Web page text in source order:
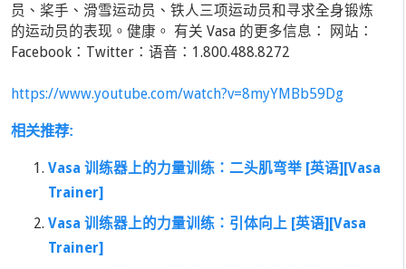
员、桨手、滑雪运动员、铁人三项运动员和寻求全身锻炼
的运动员的表现。健康。 有关 Vasa 的更多信息： 网站：
Facebook：Twitter：语音：1.800.488.8272
https://www.youtube.com/watch?v=8myYMBb59Dg
相关推荐:
Vasa 训练器上的力量训练：二头肌弯举 [英语][Vasa
Trainer]
Vasa 训练器上的力量训练：引体向上 [英语][Vasa
Trainer]